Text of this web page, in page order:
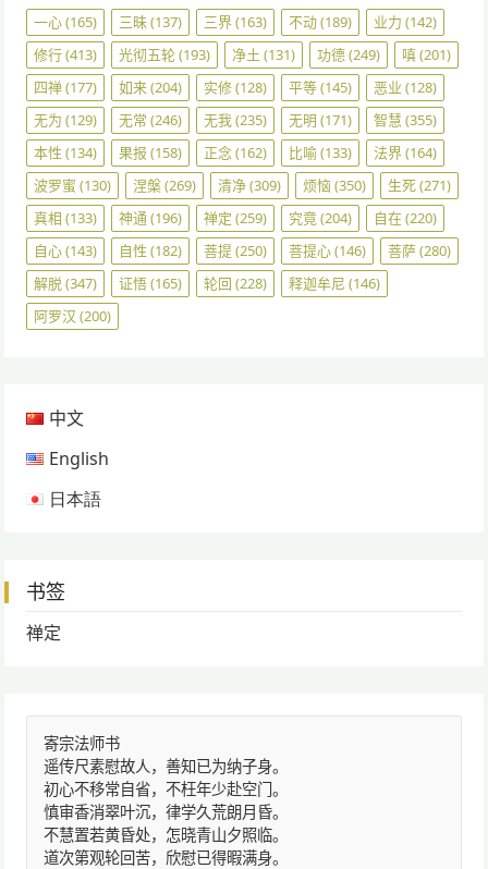
一心(165) 三昧(137) 三界(163) 不动(189) 业力 (142)
修行(413) 光彻五轮(193) 净土 (131) 功德(249) 嗔(201)
四禅(177) 如来(204) 实修(128) 平等(145) 恶业 (128)
无为 (129) 无常 (246) 无我(235) 无明 (171) 智慧 (355)
本性 (134) 果报 (158) 正念(162) 比喻(133) 法界(164)
波罗蜜 (130) 涅槃(269) 清净(309) 烦恼(350) 生死(271)
真相 (133) 神通 (196) 禅定 (259) 究竟(204) 自在(220)
自心(143) 自性 (182) 菩提(250) 菩提心(146) 菩萨(280)
解脱(347) 证悟(165) 轮回 (228) 释迦牟尼 (146)
阿罗汉 (200)
中文
English
日本語
书签
禅定
寄宗法师书
遥传尺素慰故人，善知已为纳子身。
初心不移常自省，不枉年少赴空门。
慎审香消翠叶沉，律学久荒朗月昏。
不慧置若黄昏处，怎晓青山夕照临。
道次第观轮回苦，欣慰已得暇满身。